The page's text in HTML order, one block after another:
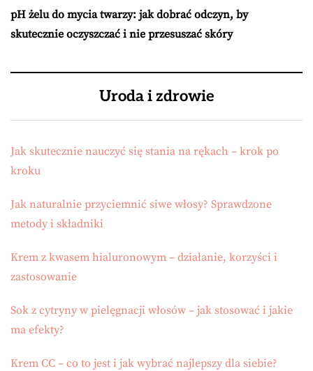
pH żelu do mycia twarzy: jak dobrać odczyn, by
skutecznie oczyszczać i nie przesuszać skóry
Uroda i zdrowie
Jak skutecznie nauczyć się stania na rękach – krok po
kroku
Jak naturalnie przyciemnić siwe włosy? Sprawdzone
metody i składniki
Krem z kwasem hialuronowym – działanie, korzyści i
zastosowanie
Sok z cytryny w pielęgnacji włosów – jak stosować i jakie
ma efekty?
Krem CC – co to jest i jak wybrać najlepszy dla siebie?